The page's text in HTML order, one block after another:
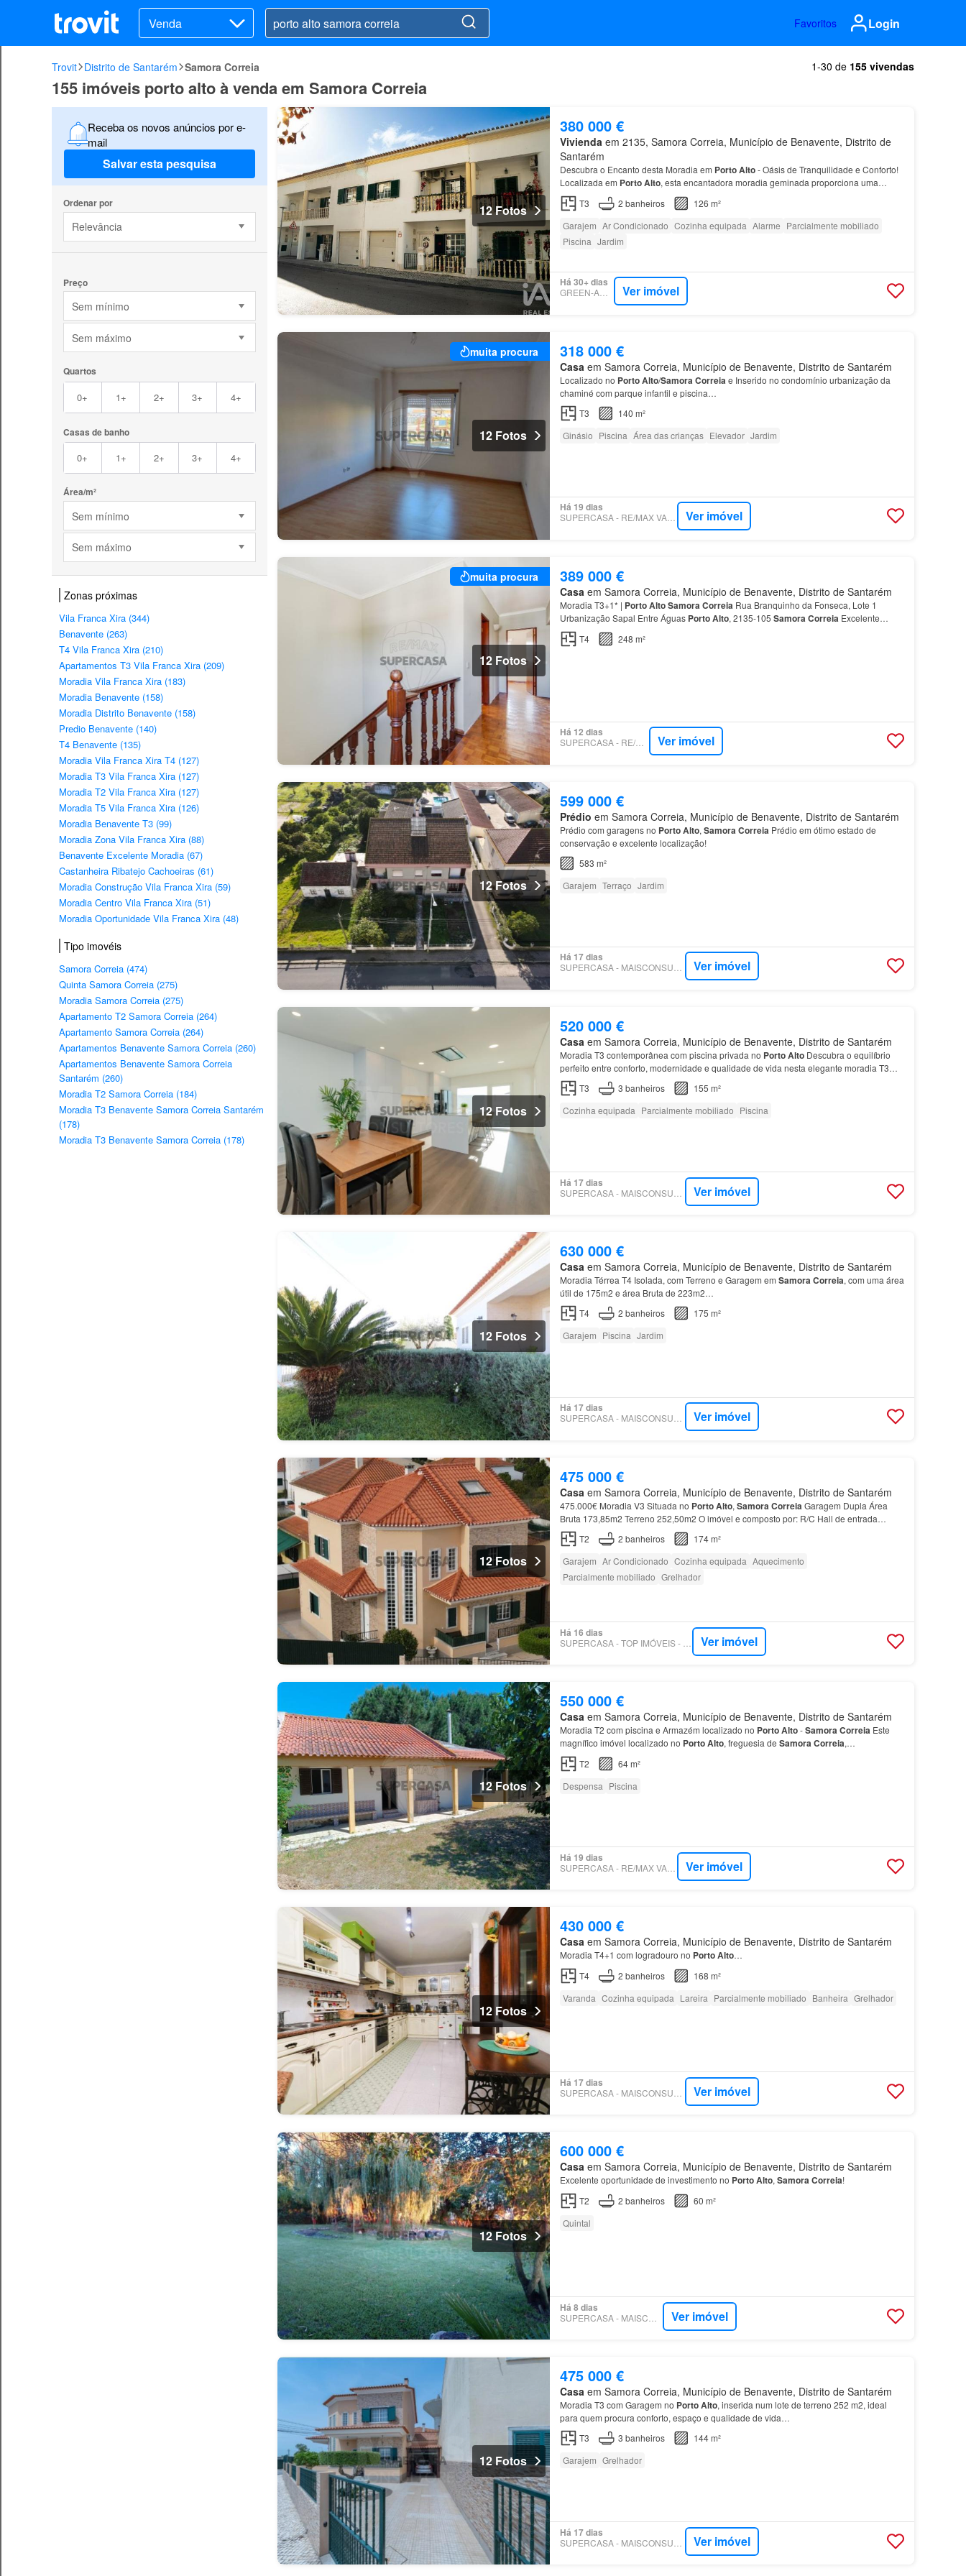
Venda Favoritos Login
Trovit Distrito de Santarém Samora Correia 1-30 de 155 vivendas
155 imóveis porto alto à venda em Samora Correia
Receba os novos anúncios por e-
mail
Salvar esta pesquisa
Ordenar por
Relevância
Preço
Sem mínimo
Sem máximo
Quartos
0+ 1+ 2+ 3+ 4+
Casas de banho
0+ 1+ 2+ 3+ 4+
Área/m²
Sem mínimo
Sem máximo
Zonas próximas
Vila Franca Xira (344)
Benavente (263)
T4 Vila Franca Xira (210)
Apartamentos T3 Vila Franca Xira (209)
Moradia Vila Franca Xira (183)
Moradia Benavente (158)
Moradia Distrito Benavente (158)
Predio Benavente (140)
T4 Benavente (135)
Moradia Vila Franca Xira T4 (127)
Moradia T3 Vila Franca Xira (127)
Moradia T2 Vila Franca Xira (127)
Moradia T5 Vila Franca Xira (126)
Moradia Benavente T3 (99)
Moradia Zona Vila Franca Xira (88)
Benavente Excelente Moradia (67)
Castanheira Ribatejo Cachoeiras (61)
Moradia Construção Vila Franca Xira (59)
Moradia Centro Vila Franca Xira (51)
Moradia Oportunidade Vila Franca Xira (48)
Tipo imovéis
Samora Correia (474)
Quinta Samora Correia (275)
Moradia Samora Correia (275)
Apartamento T2 Samora Correia (264)
Apartamento Samora Correia (264)
Apartamentos Benavente Samora Correia (260)
Apartamentos Benavente Samora Correia
Santarém (260)
Moradia T2 Samora Correia (184)
Moradia T3 Benavente Samora Correia Santarém
(178)
Moradia T3 Benavente Samora Correia (178)
12 Fotos
380 000 €
Viviendaem 2135, Samora Correia, Município de Benavente, Distrito de
Santarém
Descubra o Encanto desta Moradia em PortoAlto- Oásis de Tranquilidade e Conforto!
Localizada em PortoAlto, esta encantadora moradia geminada proporciona uma
combinação perfeita de espaço e conforto, ideal para quem procura…
T3 2 banheiros
126 m²
Garajem Ar Condicionado Cozinha equipada Alarme Parcialmente mobiliado
Piscina Jardim
Há 30+ dias
GREEN-ACRES Ver imóvel
muita procura
12 Fotos
318 000 €
Casa em Samora Correia, Município de Benavente, Distrito de Santarém
Localizado no PortoAlto/SamoraCorreiae Inserido no condomínio urbanização da
chaminé com parque infantil e piscina…
T3
140 m²
Ginásio Piscina Área das crianças Elevador Jardim
Há 19 dias
SUPERCASA - RE/MAX VANTAGEM LEZÍRIA Ver imóvel
muita procura
12 Fotos
389 000 €
Casa em Samora Correia, Município de Benavente, Distrito de Santarém
Moradia T3+1* | PortoAltoSamoraCorreia Rua Branquinho da Fonseca, Lote 1
Urbanização Sapal Entre Águas PortoAlto, 2135-105 SamoraCorreia Excelente
Localização Situada na Urbanização Sapal Entre Águas, no
T4 248 m²
Há 12 dias
SUPERCASA - RE/MAX EXPO Ver imóvel
12 Fotos
599 000 €
Prédio em Samora Correia, Município de Benavente, Distrito de Santarém
Prédio com garagens no PortoAlto, SamoraCorreia Prédio em ótimo estado de
conservação e excelente localização!
583 m²
Garajem Terraço Jardim
Há 17 dias
SUPERCASA - MAISCONSULTORES - CONCEPT Ver imóvel
12 Fotos
520 000 €
Casa em Samora Correia, Município de Benavente, Distrito de Santarém
Moradia T3 contemporânea com piscina privada no PortoAltoDescubra o equilíbrio
perfeito entre conforto, modernidade e qualidade de vida nesta elegante moradia T3
semi-nova, localizada numa zona tranquila e valorizada do Por…
T3 3 banheiros
155 m²
Cozinha equipada Parcialmente mobiliado Piscina
Há 17 dias
Ver imóvel
12 Fotos
630 000 €
Casaem Samora Correia, Município de Benavente, Distrito de Santarém
Moradia Térrea T4 Isolada, com Terreno e Garagem em SamoraCorreia, com uma área
útil de 175m2 e área Bruta de 223m2…
T4
2 banheiros
175 m²
Garajem Piscina Jardim
Há 17 dias
Ver imóvel
12 Fotos
475 000 €
Casa em Samora Correia, Município de Benavente, Distrito de Santarém
475.000€ Moradia V3 Situada no PortoAlto, SamoraCorreiaGaragem Dupla Área
Bruta 173,85m2 Terreno 252,50m2 O imóvel e composto por: R/C Hall de entrada
Agende já a sua visita…
T2 2 banheiros
174 m²
Garajem Ar Condicionado Cozinha equipada Aquecimento
Parcialmente mobiliado Grelhador
Há 16 dias
Ver imóvel
12 Fotos
550 000 €
Casaem Samora Correia, Município de Benavente, Distrito de Santarém
Moradia T2 com piscina e Armazém localizado no PortoAlto-SamoraCorreia Este
magnífico imóvel localizado no PortoAlto, freguesia de SamoraCorreia,…
T2
64 m²
Despensa Piscina
Há 19 dias
SUPERCASA - RE/MAX VANTAGEM LEZÍRIA Ver imóvel
12 Fotos
430 000 €
Casaem Samora Correia, Município de Benavente, Distrito de Santarém
Moradia T4+1 com logradouro no PortoAlto…
T4
2 banheiros
168 m²
Varanda Cozinha equipada Lareira Parcialmente mobiliado Banheira Grelhador
Há 17 dias
Ver imóvel
12 Fotos
600 000 €
Casaem Samora Correia, Município de Benavente, Distrito de Santarém
Excelente oportunidade de investimento no PortoAlto, SamoraCorreia!
T2
2 banheiros
60 m²
Quintal
Há 8 dias
Ver imóvel
12 Fotos
475 000 €
Casaem Samora Correia, Município de Benavente, Distrito de Santarém
Moradia T3 com Garagem no PortoAlto, inserida num lote de terreno 252 m2, ideal
para quem procura conforto, espaço e qualidade de vida…
T3
3 banheiros
144 m²
Garajem Grelhador
Há 17 dias
Ver imóvel